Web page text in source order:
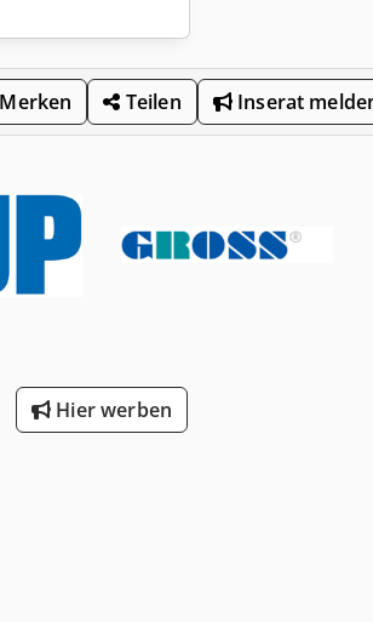
Merken Teilen Inserat
Hier werben